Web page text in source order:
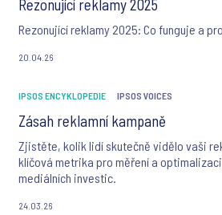
Rezonující reklamy 2025
Rezonující reklamy 2025: Co funguje a
20.04.26
IPSOS ENCYKLOPEDIE IPSOS VOICES
Zásah reklamní kampaně
Zjistěte, kolik lidí skutečně vidělo vaši
klíčová metrika pro měření a
mediálních investic.
24.03.26